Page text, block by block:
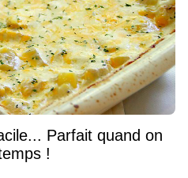
Parfait quand on
!